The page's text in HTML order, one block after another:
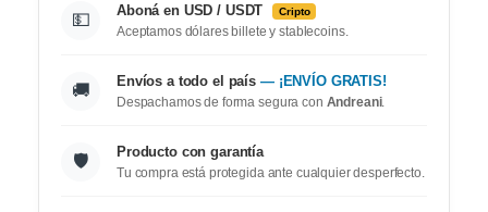
💵 Aboná en USD / USDT Cripto
Aceptamos dólares billete y stablecoins.
🚚 Envíos a todo el país — ¡ENVÍO GRATIS!
Despachamos de forma segura con Andreani.
🛡️ Producto con garantía
Tu compra está protegida ante cualquier desperfecto.